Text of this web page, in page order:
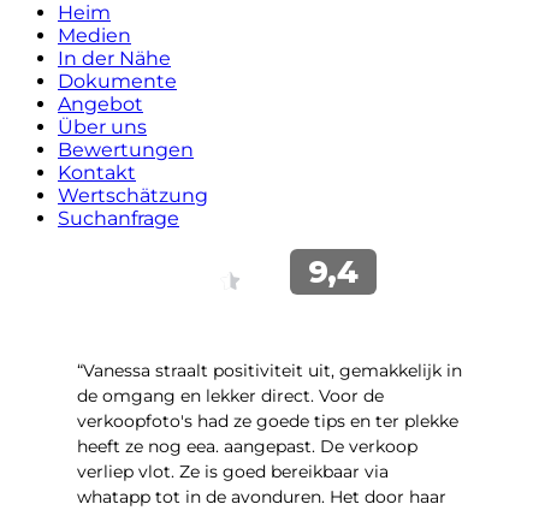
Heim
Medien
In der Nähe
Dokumente
Angebot
Über uns
Bewertungen
Kontakt
Wertschätzung
Suchanfrage
“Vanessa straalt positiviteit uit, gemakkelijk in
de omgang en lekker direct. Voor de
verkoopfoto's had ze goede tips en ter plekke
heeft ze nog eea. aangepast. De verkoop
verliep vlot. Ze is goed bereikbaar via
whatapp tot in de avonduren. Het door haar